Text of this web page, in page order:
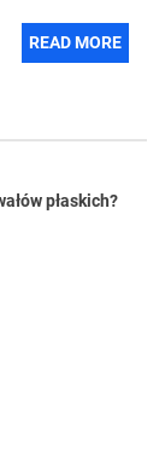
READ MORE
płaskich?